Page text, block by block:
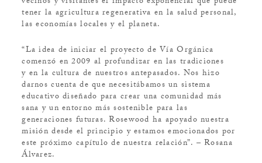
tener la agricultura regenerativa en la salud personal,
las economías locales y el planeta.
“La idea de iniciar el proyecto de Vía Orgánica
comenzó en 2009 al profundizar en las tradiciones
y en la cultura de nuestros antepasados. Nos hizo
darnos cuenta de que necesitábamos un sistema
educativo diseñado para crear una comunidad más
sana y un entorno más sostenible para las
generaciones futuras. Rosewood ha apoyado nuestra
misión desde el principio y estamos emocionados por
este próximo capítulo de nuestra relación”. – Rosana
Álvarez.